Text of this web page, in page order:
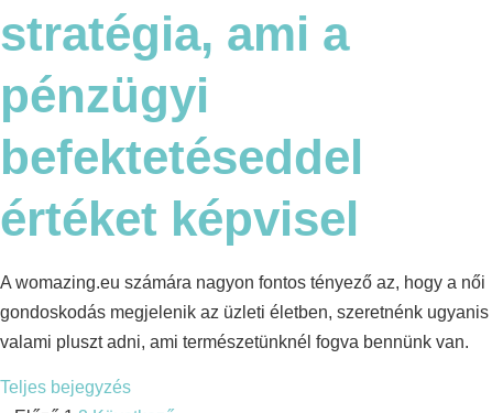
stratégia, ami a
pénzügyi
befektetéseddel
értéket képvisel
A womazing.eu számára nagyon fontos tényező az, hogy a női
gondoskodás megjelenik az üzleti életben, szeretnénk ugyanis
valami pluszt adni, ami természetünknél fogva bennünk van.
Teljes bejegyzés